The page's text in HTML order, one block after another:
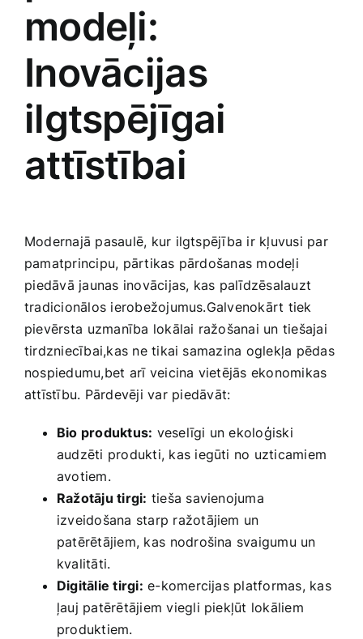
modeļi:
Inovācijas
ilgtspējīgai
attīstībai
Modernajā pasaulē, ‍kur ilgtspējība ir kļuvusi par
pamatprincipu, pārtikas pārdošanas modeļi
⁣piedāvā jaunas inovācijas, kas palīdzēsalauzt
tradicionālos ierobežojumus.Galvenokārt tiek
pievērsta⁣ uzmanība lokālai ražošanai un tiešajai
tirdzniecībai,kas ne tikai‍ samazina ‍oglekļa pēdas
nospiedumu,bet⁣ arī veicina vietējās​ ekonomikas
attīstību. ‍Pārdevēji ‌var⁢ piedāvāt:
Bio ​produktus: veselīgi ​un‍ ekoloģiski​
audzēti produkti, kas ‍iegūti no uzticamiem
avotiem.
Ražotāju tirgi: tieša savienojuma
izveidošana starp ražotājiem un
patērētājiem, kas⁢ nodrošina svaigumu un‌
kvalitāti.
Digitālie tirgi: ‍e-komercijas platformas, kas
ļauj‍ patērētājiem viegli piekļūt lokāliem
produktiem.